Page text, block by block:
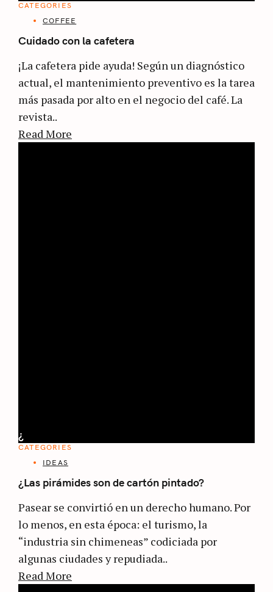
CATEGORIES
COFFEE
Cuidado con la cafetera
¡La cafetera pide ayuda! Según un diagnóstico
actual, el mantenimiento preventivo es la tarea
más pasada por alto en el negocio del café. La
revista..
Read More
¿
CATEGORIES
IDEAS
¿Las pirámides son de cartón pintado?
Pasear se convirtió en un derecho humano. Por
lo menos, en esta época: el turismo, la
“industria sin chimeneas” codiciada por
algunas ciudades y repudiada..
Read More